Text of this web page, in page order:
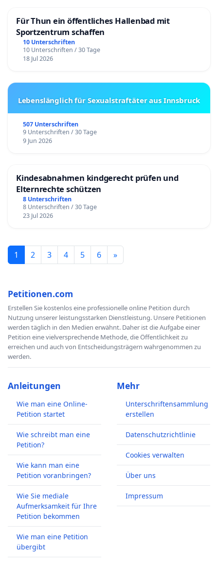
Für Thun ein öffentliches Hallenbad mit
Sportzentrum schaffen
10 Unterschriften
10 Unterschriften / 30 Tage
18 Jul 2026
Lebenslänglich für Sexualstraftäter aus Innsbruck
507 Unterschriften
9 Unterschriften / 30 Tage
9 Jun 2026
Kindesabnahmen kindgerecht prüfen und
Elternrechte schützen
8 Unterschriften
8 Unterschriften / 30 Tage
23 Jul 2026
1 2 3 4 5 6 »
Petitionen.com
Erstellen Sie kostenlos eine professionelle online Petition durch
Nutzung unserer leistungsstarken Dienstleistung. Unsere Petitionen
werden täglich in den Medien erwähnt. Daher ist die Aufgabe einer
Petition eine vielversprechende Methode, die Öffentlichkeit zu
erreichen und auch von Entscheidungsträgern wahrgenommen zu
werden.
Anleitungen
Wie man eine Online-
Petition startet
Wie schreibt man eine
Petition?
Wie kann man eine
Petition voranbringen?
Wie Sie mediale
Aufmerksamkeit für Ihre
Petition bekommen
Wie man eine Petition
übergibt
Mehr
Unterschriftensammlung
erstellen
Datenschutzrichtlinie
Cookies verwalten
Über uns
Impressum